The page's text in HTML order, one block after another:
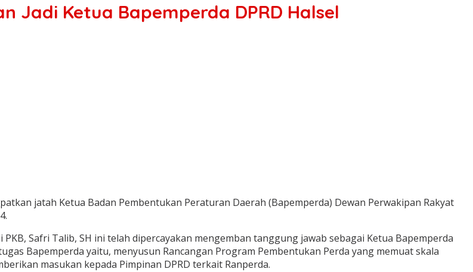
Jadi Ketua Bapemperda DPRD Halsel
jatah Ketua Badan Pembentukan Peraturan Daerah (Bapemperda) Dewan Perwakipan Rakyat
Safri Talib, SH ini telah dipercayakan mengemban tanggung jawab sebagai Ketua Bapemperda
Bapemperda yaitu, menyusun Rancangan Program Pembentukan Perda yang memuat skala
masukan kepada Pimpinan DPRD terkait Ranperda.